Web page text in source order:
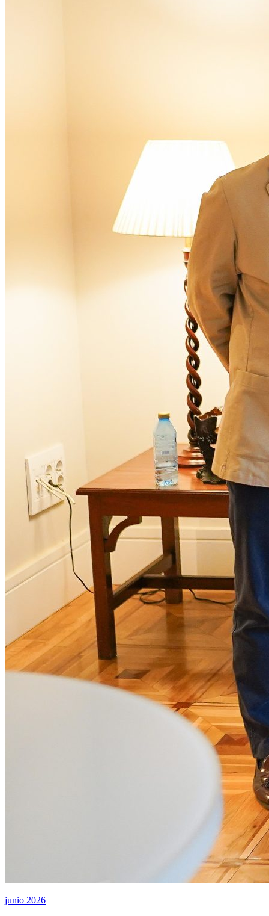
junio 2026